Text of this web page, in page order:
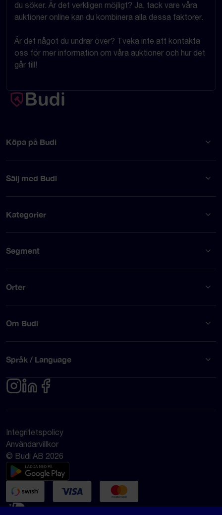
du söker. Är det verkligen möjligt? Ja, tack vare våra
auktioner online kan du kombinera alla dessa faktorer.
Är det något du undrar över? Tveka inte att kontakta
oss för mer information om våra auktioner och hur det
går till!
Köpa på Budi
Sälj med Budi
Kategorier
Segment
Orter
Om Budi
Språk / Language
Integritetspolicy
Användarvillkor
© Budi AB 2026